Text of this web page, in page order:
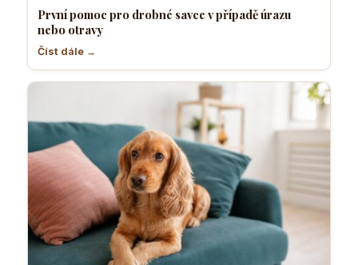
První pomoc pro drobné savce v případě úrazu
nebo otravy
Číst dále →